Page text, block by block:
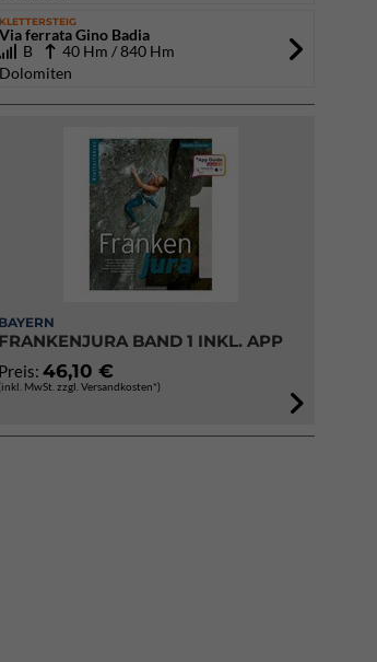
KLETTERSTEIG
Via ferrata Gino Badia
B
40 Hm / 840 Hm
Dolomiten
BAYERN
FRANKENJURA BAND 1 INKL. APP
Preis: 46,10 €
MwSt. zzgl. Versandkosten*)